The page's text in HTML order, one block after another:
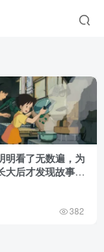
明看了无数遍，为
大后才发现故事根
年！
382